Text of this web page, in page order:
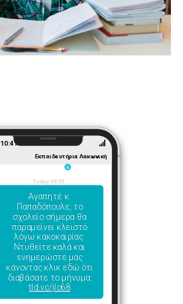
10:41
Εκπαιδευτήρια Λακωνική
Today 09:25
Αγαπητέ κ.
Παπαδόπουλε, το
σχολείο σήμερα θα
παραμείνει κλειστό
λόγω κακοκαιρίας.
Ντυθείτε καλά και
ενημερώστε μας
κάνοντας κλικ εδώ ότι
διαβάσατε το μήνυμα:
tld.vc/jlo68